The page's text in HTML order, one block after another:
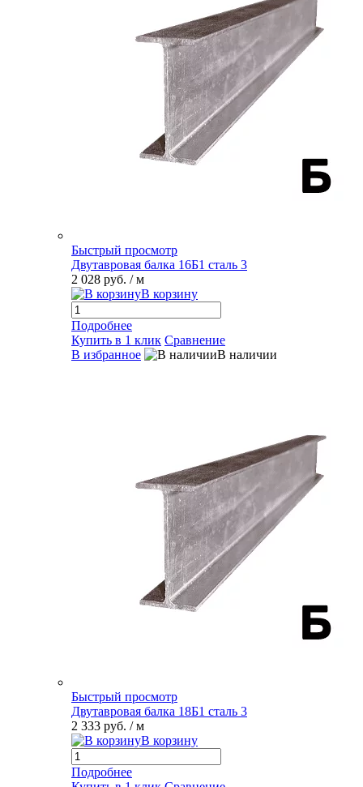
Быстрый просмотр
Двутавровая балка 16Б1 сталь 3
2 028 руб. / м
В корзину
Подробнее
Купить в 1 клик Сравнение
В избранное
В наличии
Быстрый просмотр
Двутавровая балка 18Б1 сталь 3
2 333 руб. / м
В корзину
Подробнее